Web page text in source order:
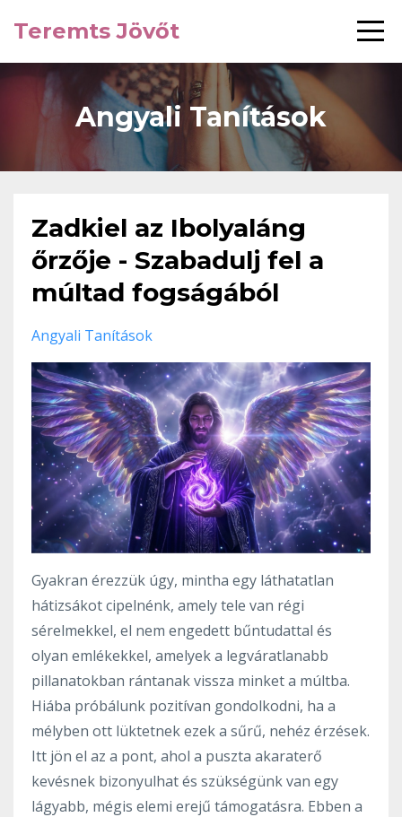
Teremts Jövőt
Angyali Tanítások
Zadkiel az Ibolyaláng
őrzője - Szabadulj fel a
múltad fogságából
Angyali Tanítások
Gyakran érezzük úgy, mintha egy láthatatlan
hátizsákot cipelnénk, amely tele van régi
sérelmekkel, el nem engedett bűntudattal és
olyan emlékekkel, amelyek a legváratlanabb
pillanatokban rántanak vissza minket a múltba.
Hiába próbálunk pozitívan gondolkodni, ha a
mélyben ott lüktetnek ezek a sűrű, nehéz érzések.
Itt jön el az a pont, ahol a puszta akaraterő
kevésnek bizonyulhat és szükségünk van egy
lágyabb, mégis elemi erejű támogatásra. Ebben a